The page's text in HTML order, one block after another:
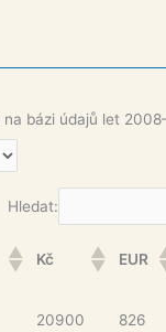
bázi údajů let
Hledat:
Kč EUR
20900 826